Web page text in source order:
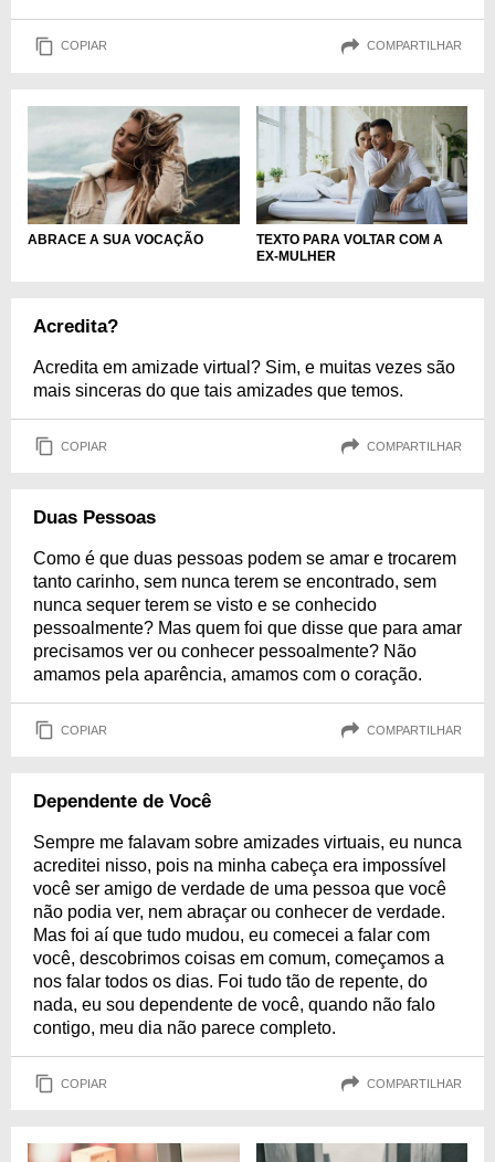
COPIAR COMPARTILHAR
ABRACE A SUA VOCAÇÃO
TEXTO PARA VOLTAR COM A
EX-MULHER
Acredita?
Acredita em amizade virtual? Sim, e muitas vezes são
mais sinceras do que tais amizades que temos.
COPIAR COMPARTILHAR
Duas Pessoas
Como é que duas pessoas podem se amar e trocarem
tanto carinho, sem nunca terem se encontrado, sem
nunca sequer terem se visto e se conhecido
pessoalmente? Mas quem foi que disse que para amar
precisamos ver ou conhecer pessoalmente? Não
amamos pela aparência, amamos com o coração.
COPIAR COMPARTILHAR
Dependente de Você
Sempre me falavam sobre amizades virtuais, eu nunca
acreditei nisso, pois na minha cabeça era impossível
você ser amigo de verdade de uma pessoa que você
não podia ver, nem abraçar ou conhecer de verdade.
Mas foi aí que tudo mudou, eu comecei a falar com
você, descobrimos coisas em comum, começamos a
nos falar todos os dias. Foi tudo tão de repente, do
nada, eu sou dependente de você, quando não falo
contigo, meu dia não parece completo.
COPIAR COMPARTILHAR